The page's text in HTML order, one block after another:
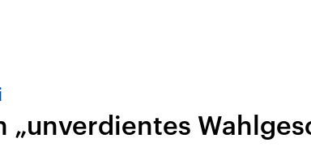
Nahostkonflikt
Iran
Aktuelle Lage und
„unverdientes